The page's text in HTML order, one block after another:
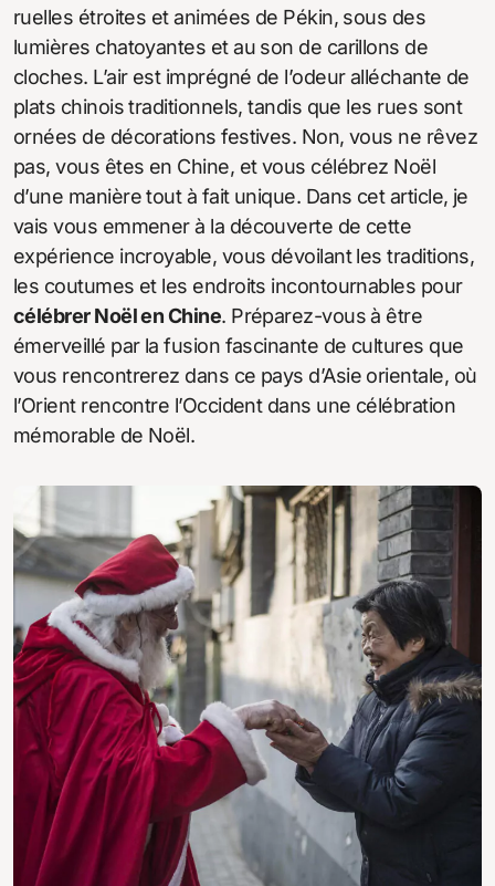
ruelles étroites et animées de Pékin, sous des
lumières chatoyantes et au son de carillons de
cloches. L’air est imprégné de l’odeur alléchante de
plats chinois traditionnels, tandis que les rues sont
ornées de décorations festives. Non, vous ne rêvez
pas, vous êtes en Chine, et vous célébrez Noël
d’une manière tout à fait unique. Dans cet article, je
vais vous emmener à la découverte de cette
expérience incroyable, vous dévoilant les traditions,
les coutumes et les endroits incontournables pour
célébrer Noël en Chine. Préparez-vous à être
émerveillé par la fusion fascinante de cultures que
vous rencontrerez dans ce pays d’Asie orientale, où
l’Orient rencontre l’Occident dans une célébration
mémorable de Noël.